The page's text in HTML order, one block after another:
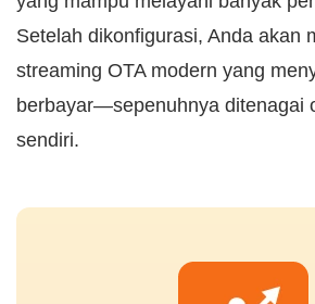
Setelah dikonfigurasi, Anda akan
streaming OTA modern yang
berbayar—sepenuhnya ditenagai
sendiri.